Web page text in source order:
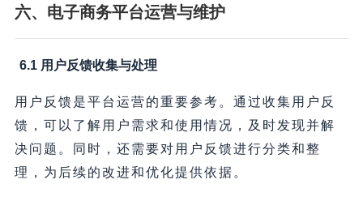
六、电子商务平台运营与维护
6.1 用户反馈收集与处理
用户反馈是平台运营的重要参考。通过收集用户反
馈，可以了解用户需求和使用情况，及时发现并解
决问题。同时，还需要对用户反馈进行分类和整
理，为后续的改进和优化提供依据。